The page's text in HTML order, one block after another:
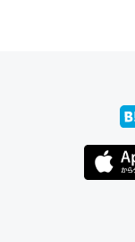
たいなのでネッ
回線代ほとんど